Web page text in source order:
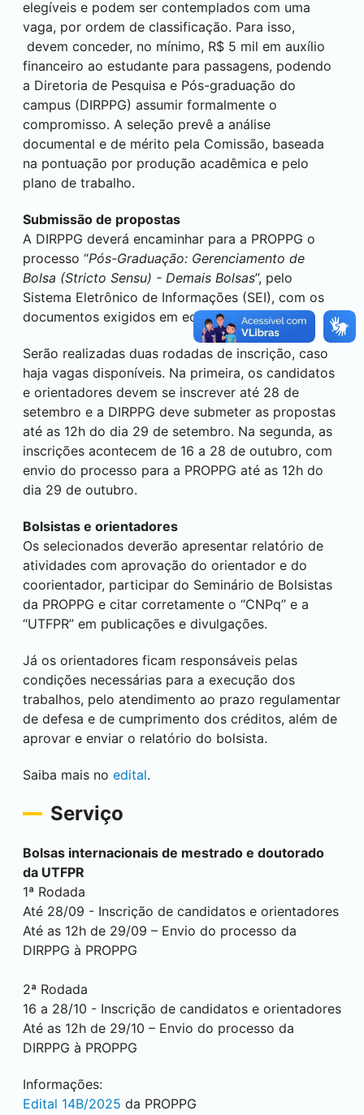
elegíveis e podem ser contemplados com uma
vaga, por ordem de classificação. Para isso,
devem conceder, no mínimo, R$ 5 mil em auxílio
financeiro ao estudante para passagens, podendo
a Diretoria de Pesquisa e Pós-graduação do
campus (DIRPPG) assumir formalmente o
compromisso. A seleção prevê a análise
documental e de mérito pela Comissão, baseada
na pontuação por produção acadêmica e pelo
plano de trabalho.
Submissão de propostas
A DIRPPG deverá encaminhar para a PROPPG o
processo “Pós-Graduação: Gerenciamento de
Bolsa (Stricto Sensu) - Demais Bolsas”, pelo
Sistema Eletrônico de Informações (SEI), com os
documentos exigidos em edital.
Serão realizadas duas rodadas de inscrição, caso
haja vagas disponíveis. Na primeira, os candidatos
e orientadores devem se inscrever até 28 de
setembro e a DIRPPG deve submeter as propostas
até as 12h do dia 29 de setembro. Na segunda, as
inscrições acontecem de 16 a 28 de outubro, com
envio do processo para a PROPPG até as 12h do
dia 29 de outubro.
Bolsistas e orientadores
Os selecionados deverão apresentar relatório de
atividades com aprovação do orientador e do
coorientador, participar do Seminário de Bolsistas
da PROPPG e citar corretamente o “CNPq” e a
“UTFPR” em publicações e divulgações.
Já os orientadores ficam responsáveis pelas
condições necessárias para a execução dos
trabalhos, pelo atendimento ao prazo regulamentar
de defesa e de cumprimento dos créditos, além de
aprovar e enviar o relatório do bolsista.
Saiba mais no edital.
Serviço
Bolsas internacionais de mestrado e doutorado
da UTFPR
1ª Rodada
Até 28/09 - Inscrição de candidatos e orientadores
Até as 12h de 29/09 – Envio do processo da
DIRPPG à PROPPG
2ª Rodada
16 a 28/10 - Inscrição de candidatos e orientadores
Até as 12h de 29/10 – Envio do processo da
DIRPPG à PROPPG
Informações:
Edital 14B/2025 da PROPPG